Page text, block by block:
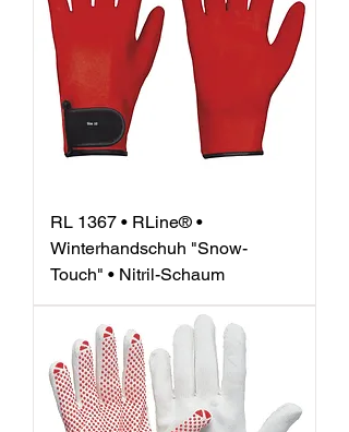
RL 1367 • RLine® •
Winterhandschuh "Snow-
Touch" • Nitril-Schaum